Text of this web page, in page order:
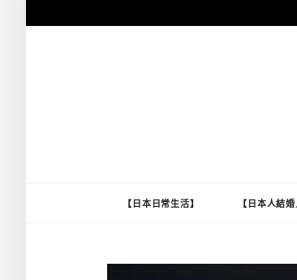
至
【日本日常生活】 【日本人結婚